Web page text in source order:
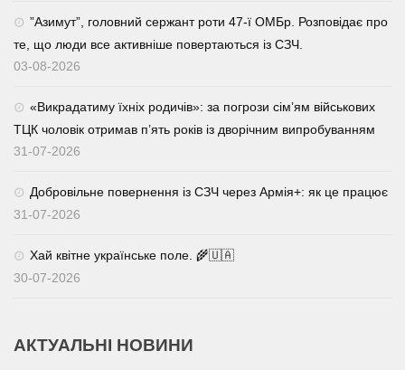
⁨”Азимут”, головний сержант роти 47-ї ОМБр. Розповідає про
те, що люди все активніше повертаються із СЗЧ.
03-08-2026
«Викрадатиму їхніх родичів»: за погрози сім’ям військових
ТЦК чоловік отримав п’ять років із дворічним випробуванням
31-07-2026
Добровільне повернення із СЗЧ через Армія+: як це працює
31-07-2026
Хай квітне українське поле. 🌾🇺🇦
30-07-2026
АКТУАЛЬНІ НОВИНИ